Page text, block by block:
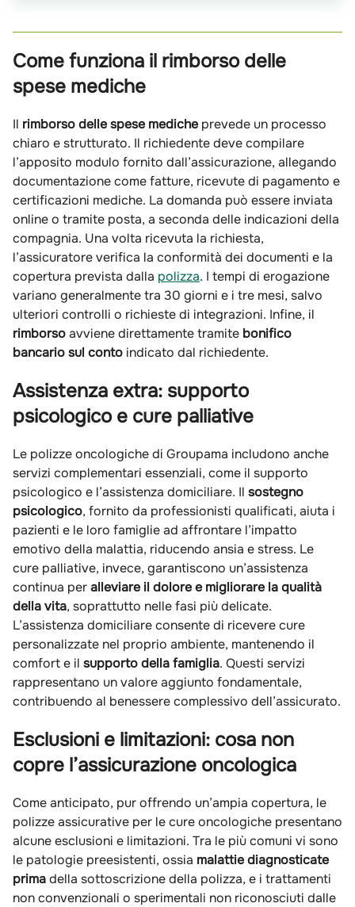
Come funziona il rimborso delle
spese mediche
Il rimborso delle spese mediche prevede un processo
chiaro e strutturato. Il richiedente deve compilare
l’apposito modulo fornito dall’assicurazione, allegando
documentazione come fatture, ricevute di pagamento e
certificazioni mediche. La domanda può essere inviata
online o tramite posta, a seconda delle indicazioni della
compagnia. Una volta ricevuta la richiesta,
l’assicuratore verifica la conformità dei documenti e la
copertura prevista dalla polizza. I tempi di erogazione
variano generalmente tra 30 giorni e i tre mesi, salvo
ulteriori controlli o richieste di integrazioni. Infine, il
rimborsoavviene direttamente tramite bonifico
bancario sul conto indicato dal richiedente.
Assistenza extra: supporto
psicologico e cure palliative
Le polizze oncologiche di Groupama includono anche
servizi complementari essenziali, come il supporto
psicologico e l’assistenza domiciliare. Il sostegno
psicologico, fornito da professionisti qualificati, aiuta i
pazienti e le loro famiglie ad affrontare l’impatto
emotivo della malattia, riducendo ansia e stress. Le
cure palliative, invece, garantiscono un’assistenza
continua peralleviare il dolore e migliorare la qualità
della vita, soprattutto nelle fasi più delicate.
L’assistenza domiciliare consente di ricevere cure
personalizzate nel proprio ambiente, mantenendo il
comfort e il supporto della famiglia. Questi servizi
rappresentano un valore aggiunto fondamentale,
contribuendo al benessere complessivo dell’assicurato.
Esclusioni e limitazioni: cosa non
copre l’assicurazione oncologica
Come anticipato, pur offrendo un’ampia copertura, le
polizze assicurative per le cure oncologiche presentano
alcune esclusioni e limitazioni. Tra le più comuni vi sono
le patologie preesistenti, ossia malattie diagnosticate
primadella sottoscrizione della polizza, e i trattamenti
non convenzionali o sperimentali non riconosciuti dalle